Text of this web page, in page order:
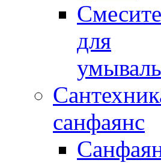
для
санфаянс